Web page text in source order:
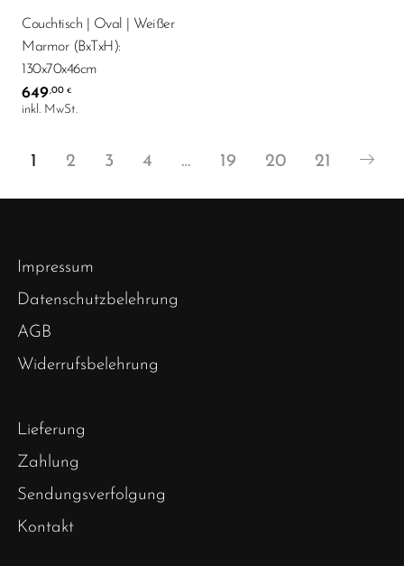
Couchtisch | Oval | Weißer
Marmor (BxTxH):
130x70x46cm
649,00 €
inkl. MwSt.
1 2 3 4 … 19 20 21
Impressum
Datenschutzbelehrung
AGB
Widerrufsbelehrung
Lieferung
Zahlung
Sendungsverfolgung
Kontakt